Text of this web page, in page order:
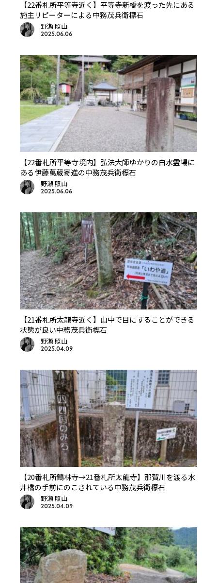
【22番札所平等寺近く】平等寺新橋を渡った先にある
施主リピーターによる中務茂兵衛標石
野瀬 照山
2025.06.06
【22番札所平等寺境内】弘法大師ゆかりの白水霊場に
ある伊藤萬蔵寄進の中務茂兵衛標石
野瀬 照山
2025.06.06
【21番札所太龍寺近く】山中で目にすることができる
状態が良い中務茂兵衛標石
野瀬 照山
2025.04.09
【20番札所鶴林寺→21番札所太龍寺】那賀川を渡る水
井橋の手前にのこされている中務茂兵衛標石
野瀬 照山
2025.04.09